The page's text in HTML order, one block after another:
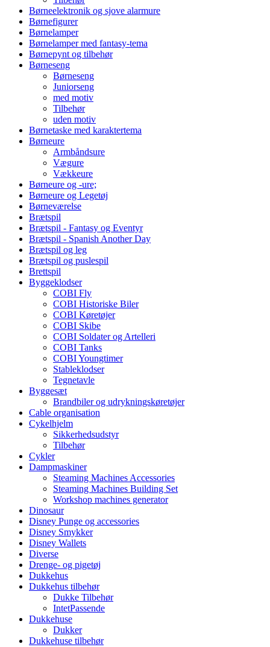
Børneelektronik og sjove alarmure
Børnefigurer
Børnelamper
Børnelamper med fantasy-tema
Børnepynt og tilbehør
Børneseng
Børneseng
Juniorseng
med motiv
Tilbehør
uden motiv
Børnetaske med karaktertema
Børneure
Armbåndsure
Vægure
Vækkeure
Børneure og -ure;
Børneure og Legetøj
Børneværelse
Brætspil
Brætspil - Fantasy og Eventyr
Brætspil - Spanish Another Day
Brætspil og leg
Brætspil og puslespil
Brettspil
Byggeklodser
COBI Fly
COBI Historiske Biler
COBI Køretøjer
COBI Skibe
COBI Soldater og Artelleri
COBI Tanks
COBI Youngtimer
Stableklodser
Tegnetavle
Byggesæt
Brandbiler og udrykningskøretøjer
Cable organisation
Cykelhjelm
Sikkerhedsudstyr
Tilbehør
Cykler
Dampmaskiner
Steaming Machines Accessories
Steaming Machines Building Set
Workshop machines generator
Dinosaur
Disney Punge og accessories
Disney Smykker
Disney Wallets
Diverse
Drenge- og pigetøj
Dukkehus
Dukkehus tilbehør
Dukke Tilbehør
IntetPassende
Dukkehuse
Dukker
Dukkehuse tilbehør